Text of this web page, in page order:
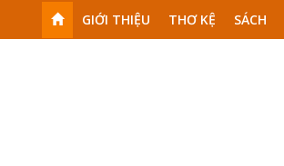
GIỚI THIỆU THƠ KỆ SÁCH